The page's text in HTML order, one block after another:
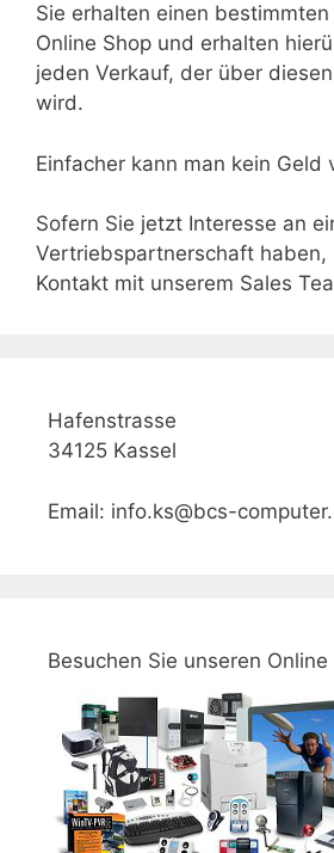
Sie erhalten einen
Online Shop und erhalten
jeden Verkauf, der über
wird.
Einfacher kann man kein Geld
Sofern Sie jetzt Interesse an
Vertriebspartnerschaft haben,
Kontakt mit unserem Sales
Hafenstrasse
34125 Kassel
Email: info.ks@bcs-
Besuchen Sie unseren Online